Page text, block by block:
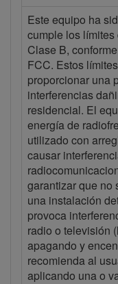
Este equipo ha
cumple los
Clase B,
FCC. Estos
proporcionar una
interferencias
residencial. El
energía de
utilizado con
causar
garantizar que no
una instalación
provoca
radio o televisión
apagando y
recomienda al
aplicando una o